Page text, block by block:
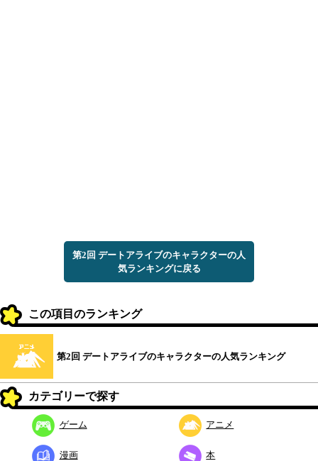
第2回 デートアライブのキャラクターの人
気ランキングに戻る
この項目のランキング
第2回 デートアライブのキャラクターの人気ランキング
カテゴリーで探す
ゲーム アニメ
漫画 本